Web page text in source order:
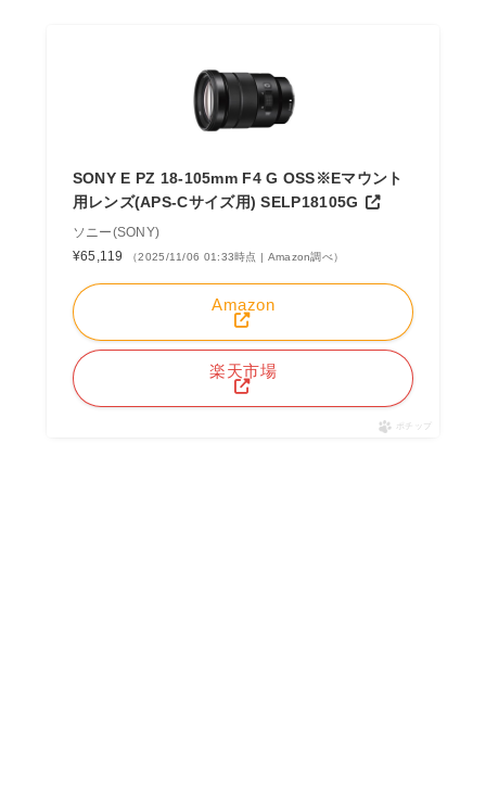
SONY E PZ 18-105mm F4 G OSS※Eマウント
用レンズ(APS-Cサイズ用) SELP18105G
ソニー(SONY)
¥65,119
（2025/11/06 01:33時点 | Amazon調べ）
Amazon
楽天市場
ポチップ